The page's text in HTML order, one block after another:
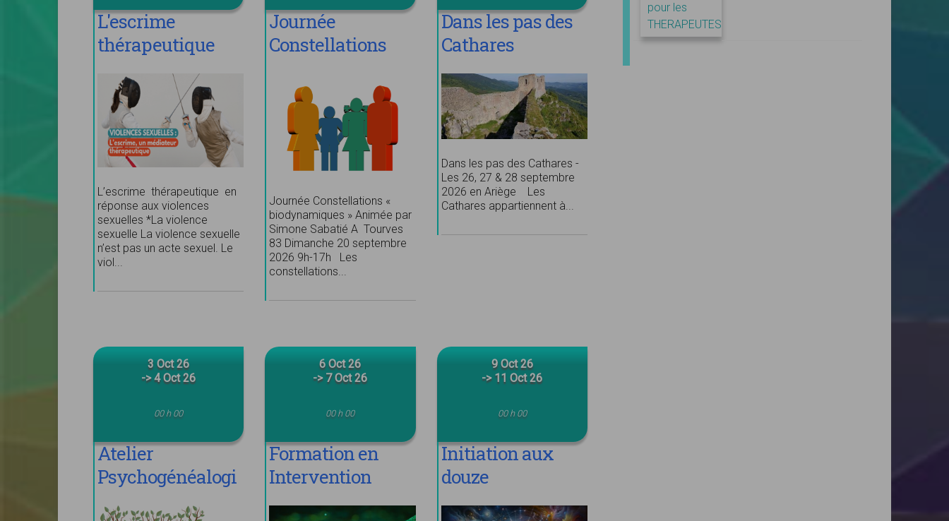
L'escrime
thérapeutique
L’escrime thérapeutique en
réponse aux violences
sexuelles *La violence
sexuelle La violence sexuelle
n’est pas un acte sexuel. Le
viol...
Journée
Constellations
Journée Constellations «
biodynamiques » Animée par
Simone Sabatié A Tourves
83 Dimanche 20 septembre
2026 9h-17h Les
constellations...
Dans les pas des
Cathares
Dans les pas des Cathares -
Les 26, 27 & 28 septembre
2026 en Ariège Les
Cathares appartiennent à...
3 Oct 26
-> 4 Oct 26
00 h 00
Atelier
Psychogénéalogi
6 Oct 26
-> 7 Oct 26
00 h 00
Formation en
Intervention
énergétique de
9 Oct 26
-> 11 Oct 26
00 h 00
Initiation aux
douze
dimensions de
pour les
THERAPEUTES